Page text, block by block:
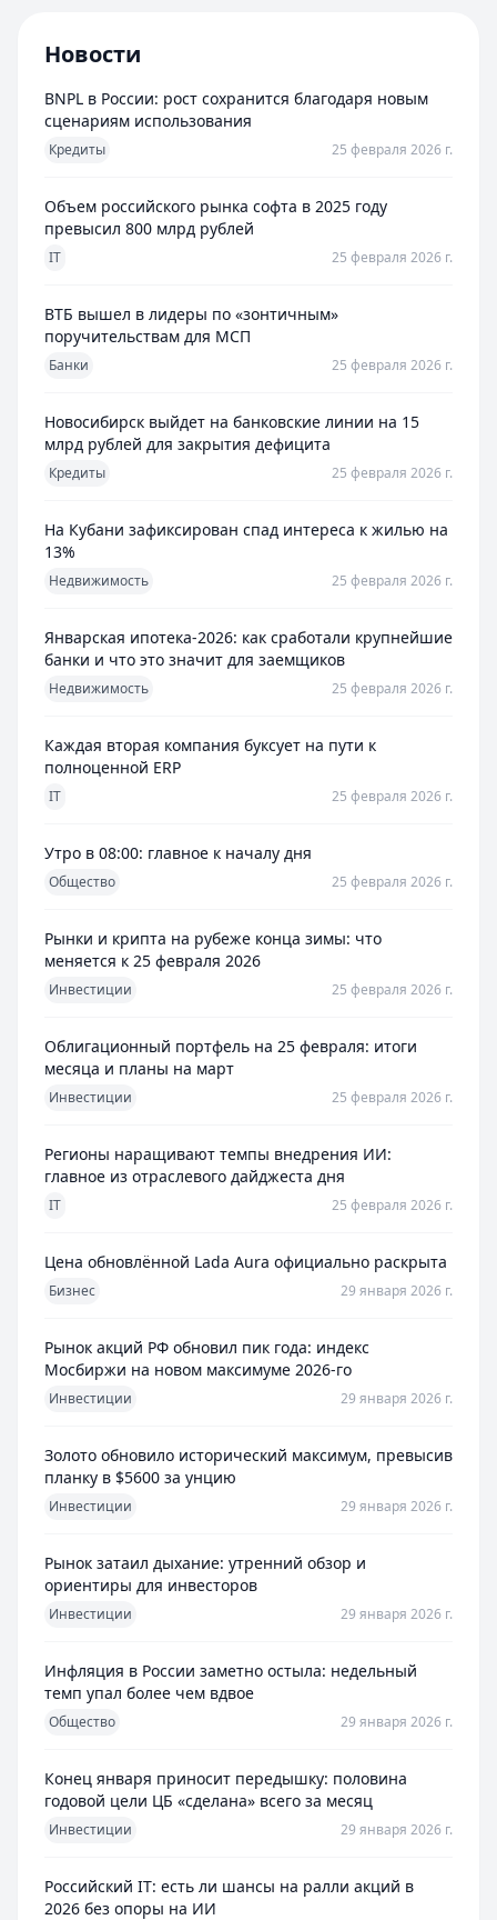
Новости
BNPL в России: рост сохранится благодаря новым
сценариям использования
Кредиты 25 февраля 2026 г.
Объем российского рынка софта в 2025 году
превысил 800 млрд рублей
IT 25 февраля 2026 г.
ВТБ вышел в лидеры по «зонтичным»
поручительствам для МСП
Банки 25 февраля 2026 г.
Новосибирск выйдет на банковские линии на 15
млрд рублей для закрытия дефицита
Кредиты 25 февраля 2026 г.
На Кубани зафиксирован спад интереса к жилью на
13%
Недвижимость 25 февраля 2026 г.
Январская ипотека-2026: как сработали крупнейшие
банки и что это значит для заемщиков
Недвижимость 25 февраля 2026 г.
Каждая вторая компания буксует на пути к
полноценной ERP
IT 25 февраля 2026 г.
Утро в 08:00: главное к началу дня
Общество 25 февраля 2026 г.
Рынки и крипта на рубеже конца зимы: что
меняется к 25 февраля 2026
Инвестиции 25 февраля 2026 г.
Облигационный портфель на 25 февраля: итоги
месяца и планы на март
Инвестиции 25 февраля 2026 г.
Регионы наращивают темпы внедрения ИИ:
главное из отраслевого дайджеста дня
IT 25 февраля 2026 г.
Цена обновлённой Lada Aura официально раскрыта
Бизнес 29 января 2026 г.
Рынок акций РФ обновил пик года: индекс
Мосбиржи на новом максимуме 2026-го
Инвестиции 29 января 2026 г.
Золото обновило исторический максимум, превысив
планку в $5600 за унцию
Инвестиции 29 января 2026 г.
Рынок затаил дыхание: утренний обзор и
ориентиры для инвесторов
Инвестиции 29 января 2026 г.
Инфляция в России заметно остыла: недельный
темп упал более чем вдвое
Общество 29 января 2026 г.
Конец января приносит передышку: половина
годовой цели ЦБ «сделана» всего за месяц
Инвестиции 29 января 2026 г.
Российский IT: есть ли шансы на ралли акций в
2026 без опоры на ИИ